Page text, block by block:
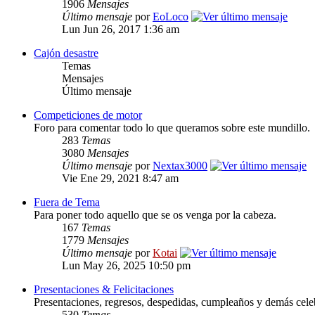
1906 Mensajes
Último mensaje porEoLoco
Lun Jun 26, 2017 1:36 am
Cajón desastre
Temas
Mensajes
Último mensaje
Competiciones de motor
Foro para comentar todo lo que queramos sobre este mundillo.
283 Temas
3080 Mensajes
Último mensaje porNextax3000
Vie Ene 29, 2021 8:47 am
Fuera de Tema
Para poner todo aquello que se os venga por la cabeza.
167 Temas
1779 Mensajes
Último mensaje porKotai
Lun May 26, 2025 10:50 pm
Presentaciones & Felicitaciones
Presentaciones, regresos, despedidas, cumpleaños y demás